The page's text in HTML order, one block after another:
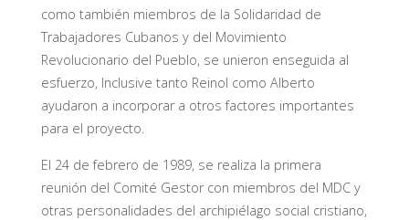
como también miembros de la Solidaridad de
Trabajadores Cubanos y del Movimiento
Revolucionario del Pueblo, se unieron enseguida al
esfuerzo, Inclusive tanto Reinol como Alberto
ayudaron a incorporar a otros factores importantes
para el proyecto.
El 24 de febrero de 1989, se realiza la primera
reunión del Comité Gestor con miembros del MDC y
otras personalidades del archipiélago social cristiano,